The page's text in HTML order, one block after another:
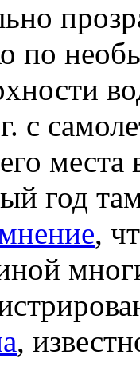
по
с
места
год там
,
,